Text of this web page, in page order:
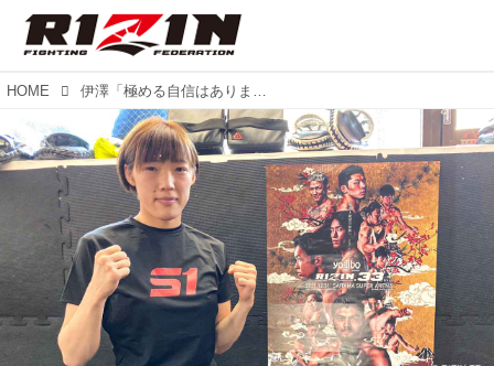
HOME 伊澤「極める自信はあります！」Yogibo presents RIZIN.33 公開練習